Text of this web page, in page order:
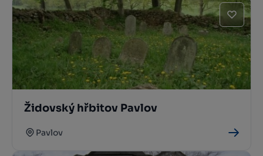
Židovský hřbitov Pavlov
Pavlov